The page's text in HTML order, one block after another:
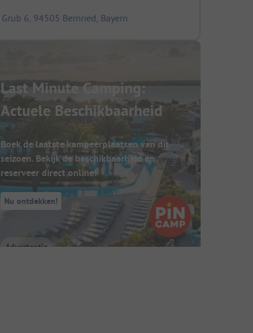
Grub 6, 94505 Bernried, Bayern
Last Minute Camping:
Actuele Beschikbaarheid
Boek de laatste kampeerplaatsen van dit
seizoen. Bekijk de beschikbaarheid en
reserveer direct online!
Nu ontdekken!